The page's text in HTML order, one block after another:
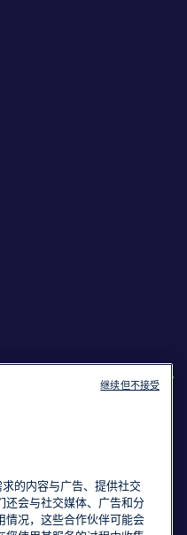
Privacy Statement
的内容与广告、提供社交
还会与社交媒体、广告和分
情况，这些合作伙伴可能会
继续但不接受